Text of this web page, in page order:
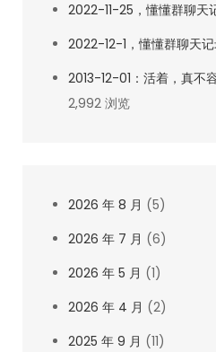
2022-11-25，懂懂群聊天
2022-12-1，懂懂群聊天记
2013-12-01：活着，真不
2,992 浏览
2026 年 8 月 (5)
2026 年 7 月 (6)
2026 年 5 月 (1)
2026 年 4 月 (2)
2025 年 9 月 (11)